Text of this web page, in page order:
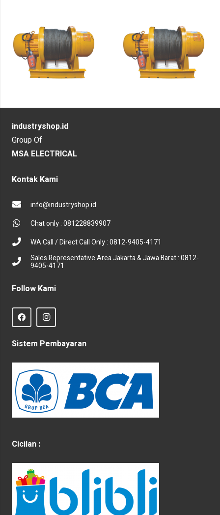
industryshop.id
Group Of
MSA ELECTRICAL
Kontak Kami
info@industryshop.id
Chat only : 081228839907
WA Call / Direct Call Only : 0812-9405-4171
Sales Representative Area Jakarta & Jawa Barat : 0812-
9405-4171
Follow Kami
Sistem Pembayaran
Cicilan :